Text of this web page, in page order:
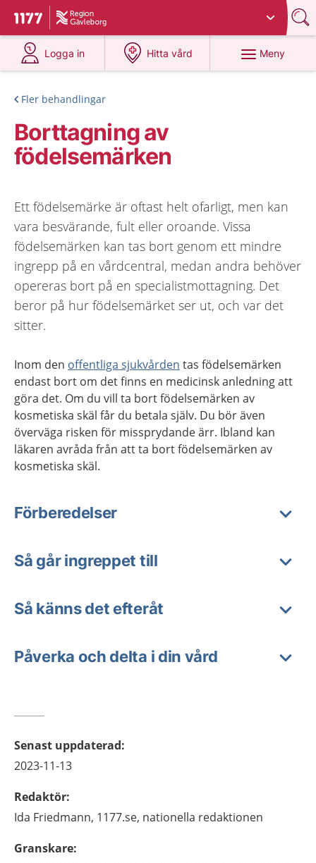
Till startsidan för 1177
Du har valt region
Logga in
på 1177.se
Hitta vård
på 1177.se
Meny
Fler behandlingar
Borttagning av
födelsemärken
Ett födelsemärke är oftast helt ofarligt, men kan
vara besvärande, fult eller oroande. Vissa
födelsemärken kan tas bort genom ett mindre
ingrepp på en vårdcentral, medan andra behöver
opereras bort på en specialistmottagning. Det
beror på hur födelsemärket ser ut, och var det
sitter.
Inom den offentliga sjukvården tas födelsemärken
endast bort om det finns en medicinsk anledning att
göra det. Om du vill ta bort födelsemärken av
kosmetiska skäl får du betala själv. Du bör även
överväga risken för missprydande ärr. Ibland kan
läkaren avråda från att ta bort födelsemärken av
kosmetiska skäl.
Förberedelser
Så går ingreppet till
Så känns det efteråt
Påverka och delta i din vård
Senast uppdaterad:
2023-11-13
Redaktör:
Ida Friedmann, 1177.se, nationella redaktionen
Granskare: